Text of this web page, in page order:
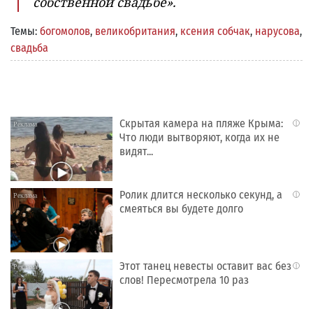
Темы: богомолов, великобритания, ксения собчак, нарусова,
свадьба
i
Скрытая камера на пляже Крыма:
Что люди вытворяют, когда их не
видят...
i
Ролик длится несколько секунд, а
смеяться вы будете долго
i
Этот танец невесты оставит вас без
слов! Пересмотрела 10 раз